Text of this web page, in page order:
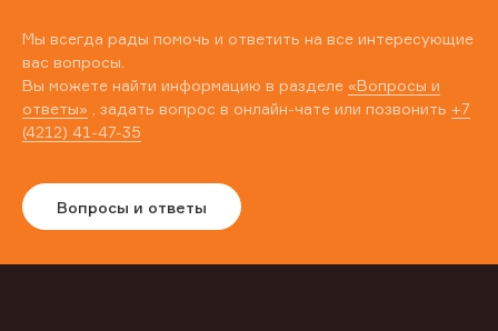
Мы всегда рады помочь и ответить на все интересующие
вас вопросы.
Вы можете найти информацию в разделе «Вопросы и
ответы» , задать вопрос в онлайн-чате или позвонить +7
(4212) 41-47-35
Вопросы и ответы